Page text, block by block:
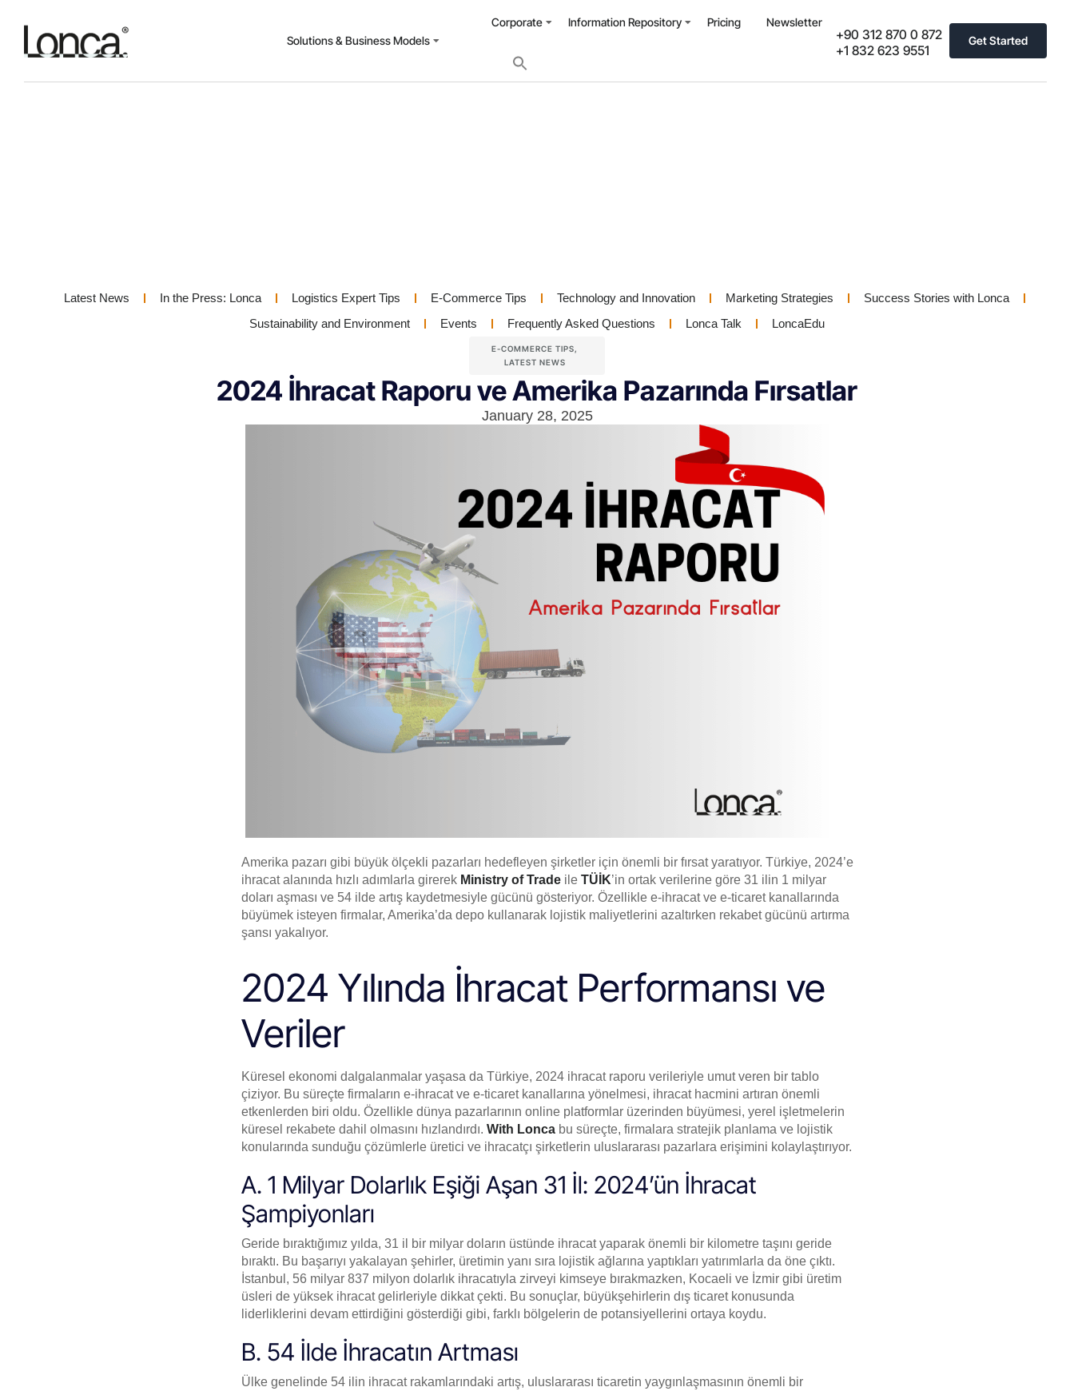
Solutions & Business Models
Corporate Information Repository Pricing Newsletter
+90 312 870 0 872
+1 832 623 9551
Get Started
Latest News In the Press: Lonca Logistics Expert Tips E-Commerce Tips Technology and Innovation Marketing Strategies
Success Stories with Lonca
Sustainability and Environment
Events Frequently Asked Questions Lonca Talk LoncaEdu
E-COMMERCE TIPS,
LATEST NEWS
2024 İhracat Raporu ve Amerika Pazarında Fırsatlar
January 28, 2025
Amerika pazarı gibi büyük ölçekli pazarları hedefleyen şirketler için önemli bir fırsat yaratıyor. Türkiye, 2024’e
ihracat alanında hızlı adımlarla girerek Ministry of Trade ile TÜİK’in ortak verilerine göre 31 ilin 1 milyar
doları aşması ve 54 ilde artış kaydetmesiyle gücünü gösteriyor. Özellikle e-ihracat ve e-ticaret kanallarında
büyümek isteyen firmalar, Amerika’da depo kullanarak lojistik maliyetlerini azaltırken rekabet gücünü artırma
şansı yakalıyor.
2024 Yılında İhracat Performansı ve
Veriler
Küresel ekonomi dalgalanmalar yaşasa da Türkiye, 2024 ihracat raporu verileriyle umut veren bir tablo
çiziyor. Bu süreçte firmaların e-ihracat ve e-ticaret kanallarına yönelmesi, ihracat hacmini artıran önemli
etkenlerden biri oldu. Özellikle dünya pazarlarının online platformlar üzerinden büyümesi, yerel işletmelerin
küresel rekabete dahil olmasını hızlandırdı. With Lonca bu süreçte, firmalara stratejik planlama ve lojistik
konularında sunduğu çözümlerle üretici ve ihracatçı şirketlerin uluslararası pazarlara erişimini kolaylaştırıyor.
A. 1 Milyar Dolarlık Eşiği Aşan 31 İl: 2024’ün İhracat
Şampiyonları
Geride bıraktığımız yılda, 31 il bir milyar doların üstünde ihracat yaparak önemli bir kilometre taşını geride
bıraktı. Bu başarıyı yakalayan şehirler, üretimin yanı sıra lojistik ağlarına yaptıkları yatırımlarla da öne çıktı.
İstanbul, 56 milyar 837 milyon dolarlık ihracatıyla zirveyi kimseye bırakmazken, Kocaeli ve İzmir gibi üretim
üsleri de yüksek ihracat gelirleriyle dikkat çekti. Bu sonuçlar, büyükşehirlerin dış ticaret konusunda
liderliklerini devam ettirdiğini gösterdiği gibi, farklı bölgelerin de potansiyellerini ortaya koydu.
B. 54 İlde İhracatın Artması
Ülke genelinde 54 ilin ihracat rakamlarındaki artış, uluslararası ticaretin yaygınlaşmasının önemli bir